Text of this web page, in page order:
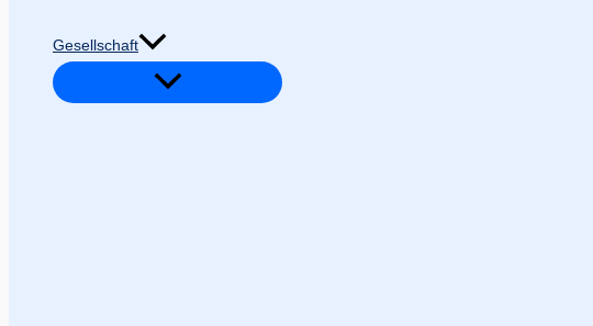
Gesellschaft